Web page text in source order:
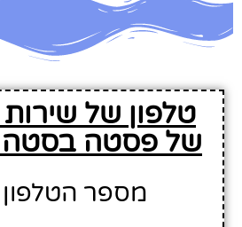
טלפון של
של פסטה בסטה
מספר הטלפון